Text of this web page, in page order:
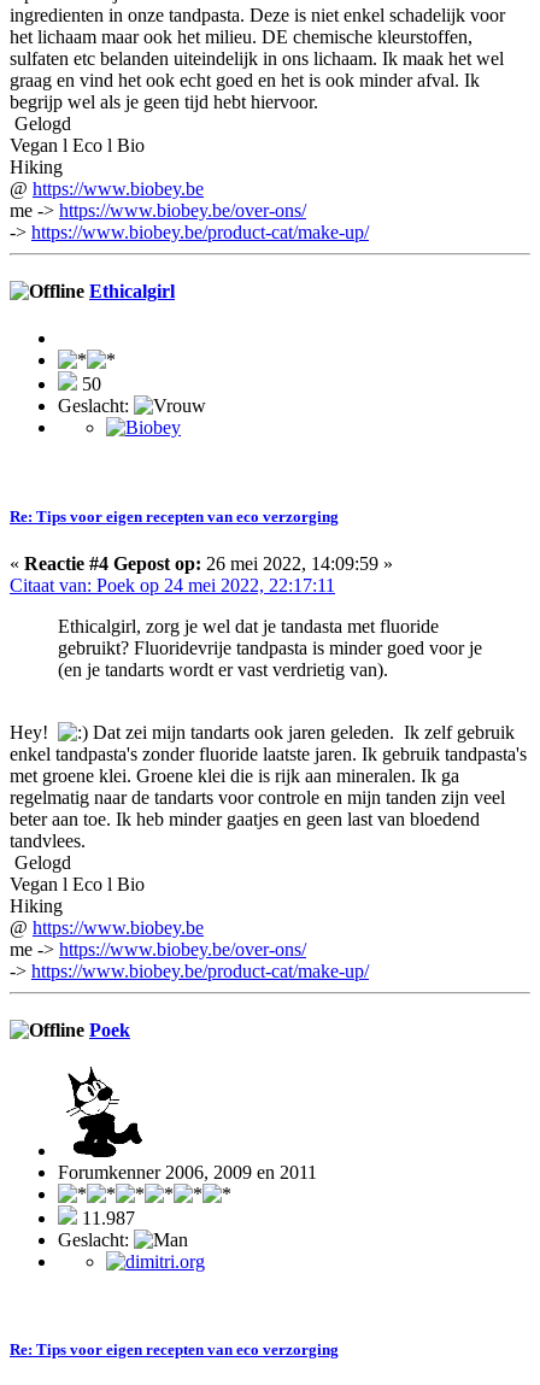
ingredienten in onze tandpasta. Deze is niet enkel schadelijk voor
het lichaam maar ook het milieu. DE chemische kleurstoffen,
sulfaten etc belanden uiteindelijk in ons lichaam. Ik maak het wel
graag en vind het ook echt goed en het is ook minder afval. Ik
begrijp wel als je geen tijd hebt hiervoor.
Gelogd
Vegan l Eco l Bio
Hiking
@ https://www.biobey.be
me -> https://www.biobey.be/over-ons/
-> https://www.biobey.be/product-cat/make-up/
Ethicalgirl
50
Geslacht:
Re: Tips voor eigen recepten van eco verzorging
« Reactie #4 Gepost op: 26 mei 2022, 14:09:59 »
Citaat van: Poek op 24 mei 2022, 22:17:11
Ethicalgirl, zorg je wel dat je tandasta met fluoride
gebruikt? Fluoridevrije tandpasta is minder goed voor je
(en je tandarts wordt er vast verdrietig van).
Hey!
Dat zei mijn tandarts ook jaren geleden. Ik zelf gebruik
enkel tandpasta's zonder fluoride laatste jaren. Ik gebruik tandpasta's
met groene klei. Groene klei die is rijk aan mineralen. Ik ga
regelmatig naar de tandarts voor controle en mijn tanden zijn veel
beter aan toe. Ik heb minder gaatjes en geen last van bloedend
tandvlees.
Gelogd
Vegan l Eco l Bio
Hiking
@ https://www.biobey.be
me -> https://www.biobey.be/over-ons/
-> https://www.biobey.be/product-cat/make-up/
Poek
Forumkenner 2006, 2009 en 2011
11.987
Geslacht:
Re: Tips voor eigen recepten van eco verzorging